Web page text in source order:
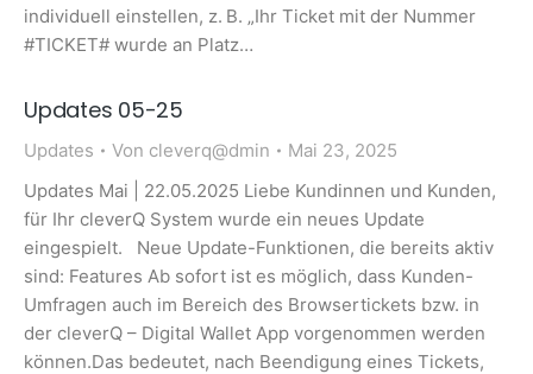
individuell einstellen, z. B. „Ihr Ticket mit der Nummer
#TICKET# wurde an Platz…
Updates 05-25
Updates Von cleverq@dmin
Mai 23, 2025
Updates Mai | 22.05.2025 Liebe Kundinnen und Kunden,
für Ihr cleverQ System wurde ein neues Update
eingespielt. Neue Update-Funktionen, die bereits aktiv
sind: Features Ab sofort ist es möglich, dass Kunden-
Umfragen auch im Bereich des Browsertickets bzw. in
der cleverQ – Digital Wallet App vorgenommen werden
können.Das bedeutet, nach Beendigung eines Tickets,